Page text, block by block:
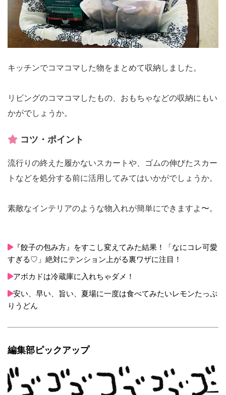
キッチンでコマコマした物をまとめて収納しました。
リビングのコマコマしたもの、おもちゃなどの収納にもい
かがでしょうか。
コツ・ポイント
流行りの終えた履かないスカートや、ゴムの伸びたスカー
トなどを処分する前に活用してみてはいかがでしょうか。
素敵なインテリアのような物入れが簡単にできますよ〜。
『餃子の包み方』をすこし変えてみた結果！「なにコレ可愛
すぎる♡」絶対にテンション上がる裏ワザに注目！
アボカドは冷蔵庫に入れちゃダメ！
安い、早い、旨い、夏場に一度は食べてみたいレモンたっぷ
りうどん
編集部ピックアップ